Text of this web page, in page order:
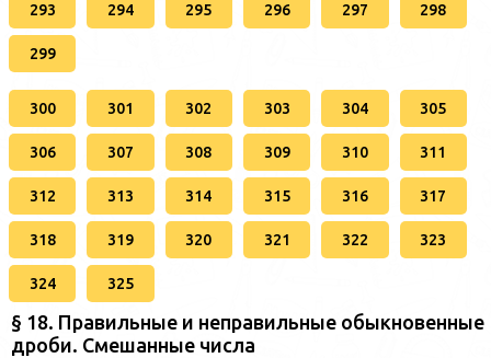
293 294 295 296 297 298
299
300 301 302 303 304 305
306 307 308 309 310 311
312 313 314 315 316 317
318 319 320 321 322 323
324 325
§ 18. Правильные и неправильные обыкновенные
дроби. Смешанные числа